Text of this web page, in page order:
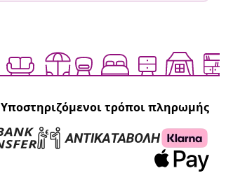
Υποστηριζόμενοι τρόποι πληρωμής